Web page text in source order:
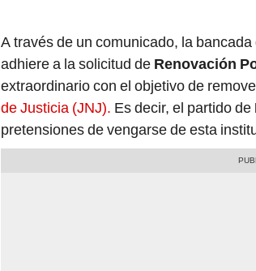
adhiere a la solicitud deRenovación
extraordinario con el objetivo de
de Justicia (JNJ).Es decir, el partido de
pretensiones de vengarse de esta